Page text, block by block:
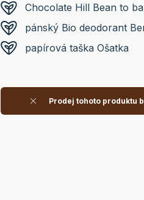
Chocolate Hill Bean to
pánský Bio deodorant
papírová taška Ošatka
Prodej tohoto produktu